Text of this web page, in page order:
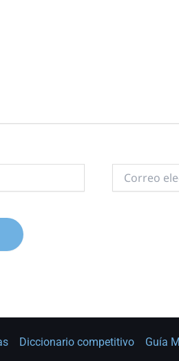
electrónico*
Diccionario competitivo Guía